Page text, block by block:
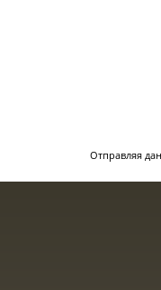
Отправляя